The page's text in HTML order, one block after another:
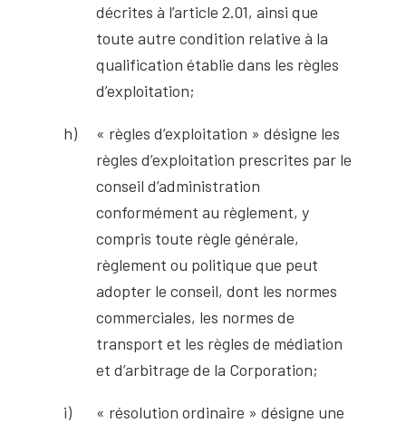
décrites à l’article 2.01, ainsi que
toute autre condition relative à la
qualification établie dans les règles
d’exploitation;
« règles d’exploitation » désigne les
règles d’exploitation prescrites par le
conseil d’administration
conformément au règlement, y
compris toute règle générale,
règlement ou politique que peut
adopter le conseil, dont les normes
commerciales, les normes de
transport et les règles de médiation
et d’arbitrage de la Corporation;
« résolution ordinaire » désigne une